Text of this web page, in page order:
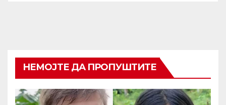
НЕМОЈТЕ ДА ПРОПУШТИТЕ